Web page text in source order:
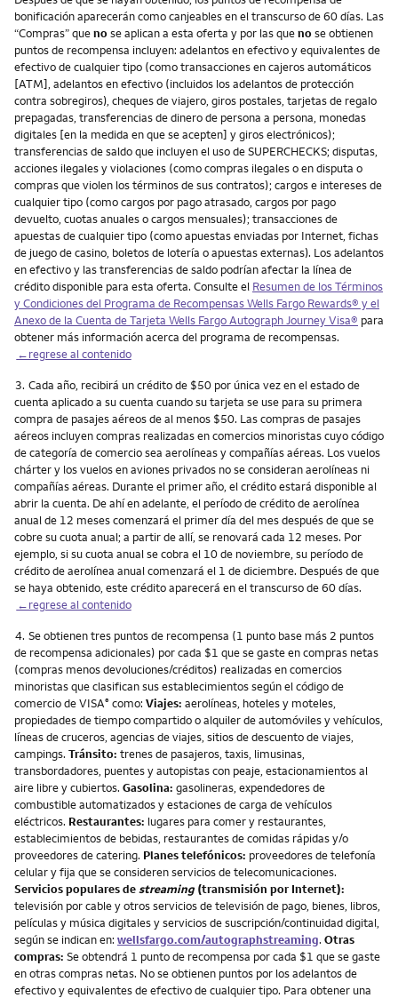
bonificación aparecerán como canjeables en el transcurso de 60 días. Las
“Compras” quenose aplican a esta oferta y por las quenose obtienen
puntos de recompensa incluyen: adelantos en efectivo y equivalentes de
efectivo de cualquier tipo (como transacciones en cajeros automáticos
[ATM], adelantos en efectivo (incluidos los adelantos de protección
contra sobregiros), cheques de viajero, giros postales, tarjetas de regalo
prepagadas, transferencias de dinero de persona a persona, monedas
digitales [en la medida en que se acepten] y giros electrónicos);
transferencias de saldo que incluyen el uso de SUPERCHECKS; disputas,
acciones ilegales y violaciones (como compras ilegales o en disputa o
compras que violen los términos de sus contratos); cargos e intereses de
cualquier tipo (como cargos por pago atrasado, cargos por pago
devuelto, cuotas anuales o cargos mensuales); transacciones de
apuestas de cualquier tipo (como apuestas enviadas por Internet, fichas
de juego de casino, boletos de lotería o apuestas externas). Los adelantos
en efectivo y las transferencias de saldo podrían afectar la línea de
crédito disponible para esta oferta. Consulte el Resumen de los Términos
y Condiciones del Programa de Recompensas Wells Fargo Rewards® y el
Anexo de la Cuenta de Tarjeta Wells Fargo Autograph Journey Visa® para
obtener más información acerca del programa de recompensas.
←regrese al contenido
Nota
3. Cada año, recibirá un crédito de $50 por única vez en el estado de
cuenta aplicado a su cuenta cuando su tarjeta se use para su primera
compra de pasajes aéreos de al menos $50. Las compras de pasajes
aéreos incluyen compras realizadas en comercios minoristas cuyo código
de categoría de comercio sea aerolíneas y compañías aéreas. Los vuelos
chárter y los vuelos en aviones privados no se consideran aerolíneas ni
compañías aéreas. Durante el primer año, el crédito estará disponible al
abrir la cuenta. De ahí en adelante, el período de crédito de aerolínea
anual de 12 meses comenzará el primer día del mes después de que se
cobre su cuota anual; a partir de allí, se renovará cada 12 meses. Por
ejemplo, si su cuota anual se cobra el 10 de noviembre, su período de
crédito de aerolínea anual comenzará el 1 de diciembre. Después de que
se haya obtenido, este crédito aparecerá en el transcurso de 60 días.
←regrese al contenido
Nota
4. Se obtienen tres puntos de recompensa (1 punto base más 2 puntos
de recompensa adicionales) por cada $1 que se gaste en compras netas
(compras menos devoluciones/créditos) realizadas en comercios
minoristas que clasifican sus establecimientos según el código de
comercio de VISA® como: Viajes: aerolíneas, hoteles y moteles,
propiedades de tiempo compartido o alquiler de automóviles y vehículos,
líneas de cruceros, agencias de viajes, sitios de descuento de viajes,
campings. Tránsito: trenes de pasajeros, taxis, limusinas,
transbordadores, puentes y autopistas con peaje, estacionamientos al
aire libre y cubiertos. Gasolina: gasolineras, expendedores de
combustible automatizados y estaciones de carga de vehículos
eléctricos. Restaurantes: lugares para comer y restaurantes,
establecimientos de bebidas, restaurantes de comidas rápidas y/o
proveedores de catering. Planes telefónicos: proveedores de telefonía
celular y fija que se consideren servicios de telecomunicaciones.
Servicios populares de streaming (transmisión por Internet):
televisión por cable y otros servicios de televisión de pago, bienes, libros,
películas y música digitales y servicios de suscripción/continuidad digital,
según se indican en: wellsfargo.com/autographstreaming. Otras
compras: Se obtendrá 1 punto de recompensa por cada $1 que se gaste
en otras compras netas. No se obtienen puntos por los adelantos de
efectivo y equivalentes de efectivo de cualquier tipo. Para obtener una